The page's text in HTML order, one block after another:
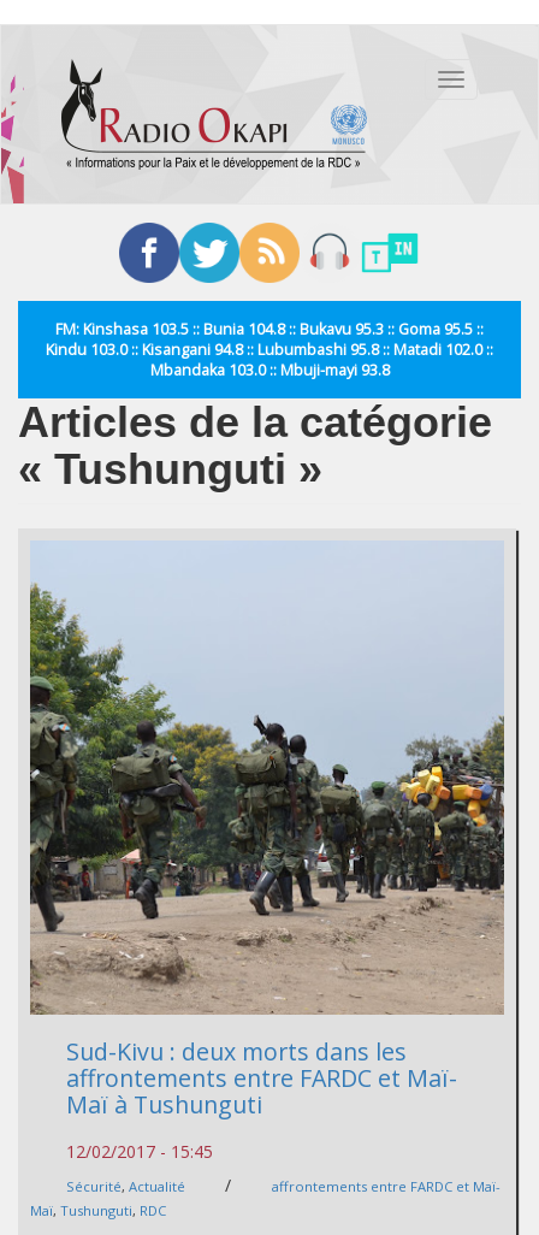
contenu
principal
Toggle
FM: Kinshasa 103.5 :: Bunia 104.8 :: Bukavu 95.3 :: Goma 95.5 ::
Kindu 103.0 :: Kisangani 94.8 :: Lubumbashi 95.8 :: Matadi 102.0 ::
Mbandaka 103.0 :: Mbuji-mayi 93.8
Articles de la catégorie
« Tushunguti »
Sud-Kivu : deux morts dans les
affrontements entre FARDC et Maï-
Maï à Tushunguti
12/02/2017 - 15:45
Sécurité, Actualité /
affrontements entre FARDC et Maï-
Maï, Tushunguti, RDC